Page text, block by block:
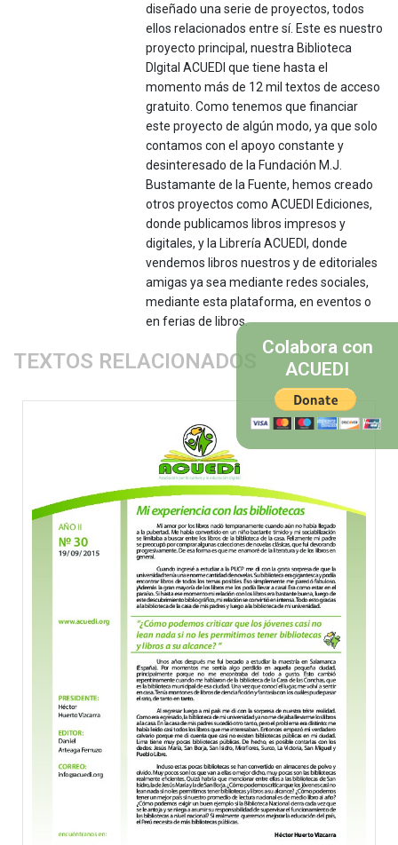
diseñado una serie de proyectos, todos
ellos relacionados entre sí. Este es nuestro
proyecto principal, nuestra Biblioteca
DIgital ACUEDI que tiene hasta el
momento más de 12 mil textos de acceso
gratuito. Como tenemos que financiar
este proyecto de algún modo, ya que solo
contamos con el apoyo constante y
desinteresado de la Fundación M.J.
Bustamante de la Fuente, hemos creado
otros proyectos como ACUEDI Ediciones,
donde publicamos libros impresos y
digitales, y la Librería ACUEDI, donde
vendemos libros nuestros y de editoriales
amigas ya sea mediante redes sociales,
mediante esta plataforma, en eventos o
en ferias de libros.
TEXTOS RELACIONADOS
Colabora con
ACUEDI